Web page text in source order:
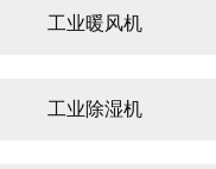
工业暖风机
工业除湿机